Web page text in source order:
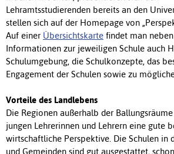
Lehramtsstudierenden bereits an den
stellen sich auf der Homepage von
Auf einer Übersichtskarte findet man
Informationen zur jeweiligen Schule auch
Schulumgebung, die Schulkonzepte, das
Engagement der Schulen sowie zu
Vorteile des Landlebens
Die Regionen außerhalb der
jungen Lehrerinnen und Lehrern eine gute
wirtschaftliche Perspektive. Die Schulen in
und Gemeinden sind gut ausgestattet,